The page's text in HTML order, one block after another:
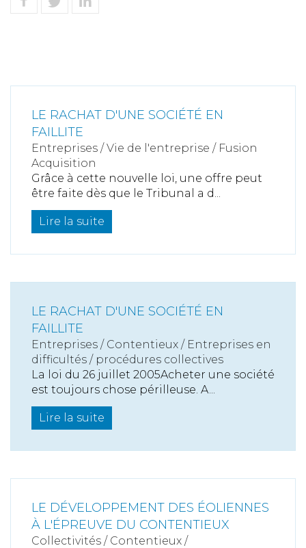
LE RACHAT D'UNE SOCIÉTÉ EN
FAILLITE
Entreprises /Vie de l'entreprise / Fusion
Acquisition
Grâce à cette nouvelle loi, une offre peut
être faite dès que le Tribunal a d...
Lire la suite
LE RACHAT D'UNE SOCIÉTÉ EN
FAILLITE
Entreprises / Contentieux / Entreprises en
difficultés / procédures collectives
La loi du 26 juillet 2005Acheter une société
est toujours chose périlleuse. A...
Lire la suite
LE DÉVELOPPEMENT DES ÉOLIENNES
À L'ÉPREUVE DU CONTENTIEUX
Collectivités / Contentieux /